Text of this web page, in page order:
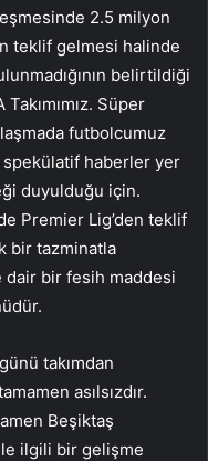
2.5 milyon
teklif gelmesi halinde
belirtildiği
Süper
futbolcumuz
spekülatif haberler yer
duyulduğu için.
Premier Lig’den teklif
bir tazminatla
bir fesih maddesi
takımdan
asılsızdır.
Beşiktaş
ilgili bir gelişme